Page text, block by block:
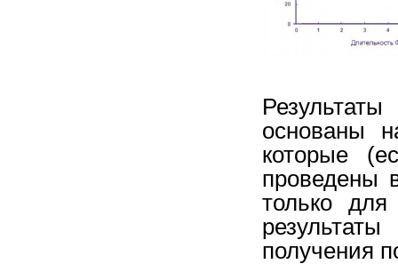
основаны
которые
проведены
только
получения